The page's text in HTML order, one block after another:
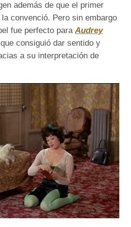
además de que el primer
convenció. Pero sin embargo
fue perfecto paraAudrey
consiguió dar sentido y
a su interpretación de